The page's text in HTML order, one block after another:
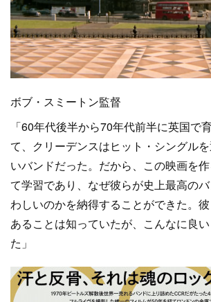
ボブ・スミートン監督
「60年代後半から70年代前半に英国で
て、クリーデンスはヒット・シングル
いバンドだった。だから、この映画を
て学習であり、なぜ彼らが史上最高の
わしいのかを納得することができた。
あることは知っていたが、こんなに良
た」